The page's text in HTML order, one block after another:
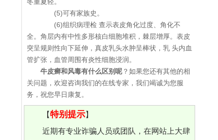
(5)可有家族史。
(6)组织病理检 查示表皮角化过度、角化不
全。角层内有中性多形核白细胞堆积，棘层增厚。表皮
突呈规则性向下延伸，真皮乳头水肿呈棒状，乳 头内血
管扩张，血管周围有炎性细胞浸润。
牛皮癣和风毒有什么区别呢 ？如果您还有其他的相
关问题，欢迎咨询我们的在线专家，我们竭诚为您服
务，祝您早日康复。
【特别提示】
近期有专业诈骗人员或团队，在网站上大肆